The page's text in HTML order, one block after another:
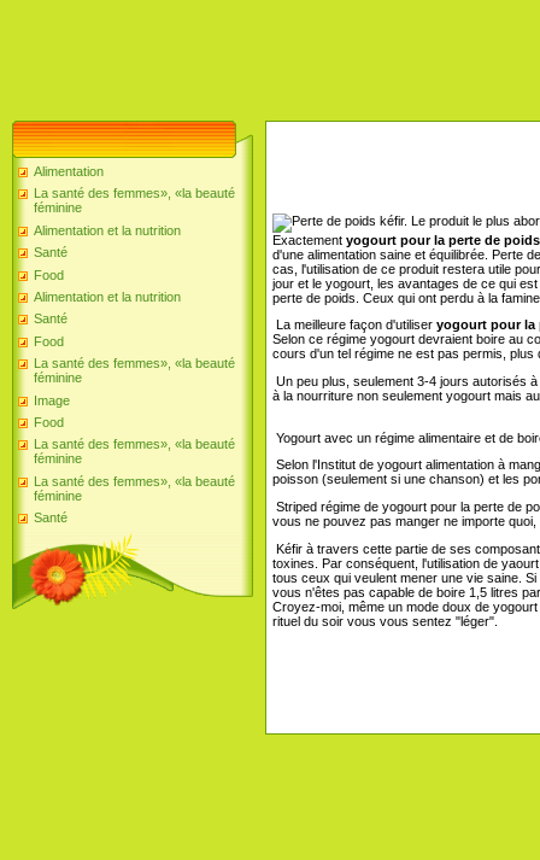
Alimentation
La santé des femmes», «la beauté
féminine
Alimentation et la nutrition
Santé
Food
Alimentation et la nutrition
Santé
Food
La santé des femmes», «la beauté
féminine
Image
Food
La santé des femmes», «la beauté
féminine
La santé des femmes», «la beauté
féminine
Santé
Le produit le plus
Exactement yogourt pour la perte de poids
d'une alimentation saine et équilibrée. Perte
cas, l'utilisation de ce produit restera utile
jour et le yogourt, les avantages de ce qui
perte de poids. Ceux qui ont perdu à la
La meilleure façon d'utiliser yogourt pour la
Selon ce régime yogourt devraient boire au
cours d'un tel régime ne est pas permis,
Un peu plus, seulement 3-4 jours autorisés
à la nourriture non seulement yogourt mais
Yogourt avec un régime alimentaire et de
Selon l'Institut de yogourt alimentation à
poisson (seulement si une chanson) et les
Striped régime de yogourt pour la perte de
vous ne pouvez pas manger ne importe
Kéfir à travers cette partie de ses
toxines. Par conséquent, l'utilisation de
tous ceux qui veulent mener une vie saine.
vous n'êtes pas capable de boire 1,5 litres
Croyez-moi, même un mode doux de
rituel du soir vous vous sentez "léger".